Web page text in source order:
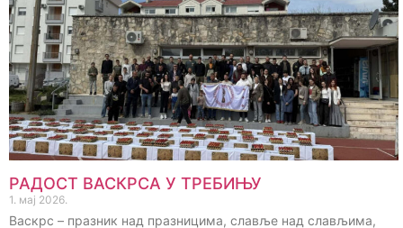
РАДОСТ ВАСКРСА У ТРЕБИЊУ
1. мај 2026.
Васкрс – празник над празницима, славље над слављима,